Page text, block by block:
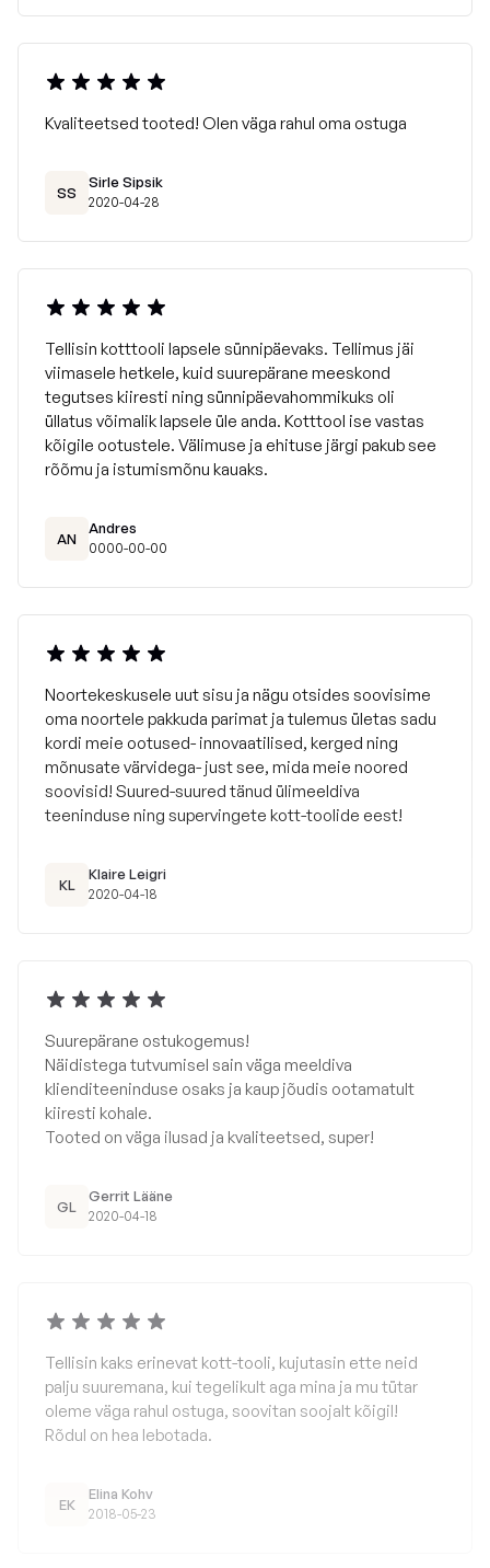
Kvaliteetsed tooted! Olen väga rahul oma ostuga
SS
Sirle Sipsik
2020-04-28
Tellisin kotttooli lapsele sünnipäevaks. Tellimus jäi
viimasele hetkele, kuid suurepärane meeskond
tegutses kiiresti ning sünnipäevahommikuks oli
üllatus võimalik lapsele üle anda. Kotttool ise vastas
kõigile ootustele. Välimuse ja ehituse järgi pakub see
rõõmu ja istumismõnu kauaks.
AN
Andres
0000-00-00
Noortekeskusele uut sisu ja nägu otsides soovisime
oma noortele pakkuda parimat ja tulemus ületas sadu
kordi meie ootused- innovaatilised, kerged ning
mõnusate värvidega- just see, mida meie noored
soovisid! Suured-suured tänud ülimeeldiva
teeninduse ning supervingete kott-toolide eest!
KL
Klaire Leigri
2020-04-18
Suurepärane ostukogemus!
Näidistega tutvumisel sain väga meeldiva
klienditeeninduse osaks ja kaup jõudis ootamatult
kiiresti kohale.
Tooted on väga ilusad ja kvaliteetsed, super!
GL
Gerrit Lääne
2020-04-18
Tellisin kaks erinevat kott-tooli, kujutasin ette neid
palju suuremana, kui tegelikult aga mina ja mu tütar
oleme väga rahul ostuga, soovitan soojalt kõigil!
Rõdul on hea lebotada.
EK
Elina Kohv
2018-05-23